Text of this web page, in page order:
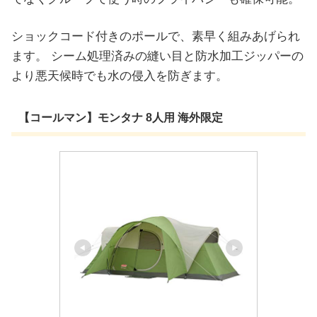
ショックコード付きのポールで、素早く組みあげられ
ます。 シーム処理済みの縫い目と防水加工ジッパーの
より悪天候時でも水の侵入を防ぎます。
【コールマン】モンタナ 8人用 海外限定